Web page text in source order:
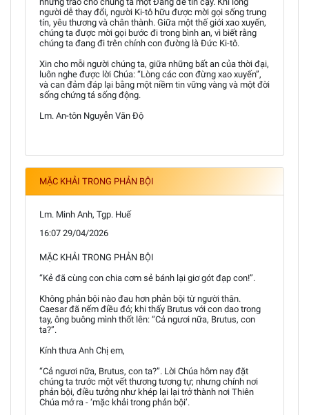
người dễ thay đổi, người Ki-tô hữu được mời gọi sống trung
tín, yêu thương và chân thành. Giữa một thế giới xao xuyến,
chúng ta được mời gọi bước đi trong bình an, vì biết rằng
chúng ta đang đi trên chính con đường là Đức Ki-tô.
Xin cho mỗi người chúng ta, giữa những bất an của thời đại,
luôn nghe được lời Chúa: “Lòng các con đừng xao xuyến”,
và can đảm đáp lại bằng một niềm tin vững vàng và một đời
sống chứng tá sống động.
Lm. An-tôn Nguyễn Văn Độ
MẶC KHẢI TRONG PHẢN BỘI
Lm. Minh Anh, Tgp. Huế
16:07 29/04/2026
MẶC KHẢI TRONG PHẢN BỘI
“Kẻ đã cùng con chia cơm sẻ bánh lại giơ gót đạp con!”.
Không phản bội nào đau hơn phản bội từ người thân.
Caesar đã nếm điều đó; khi thấy Brutus với con dao trong
tay, ông buông mình thốt lên: “Cả ngươi nữa, Brutus, con
ta?”.
Kính thưa Anh Chị em,
“Cả ngươi nữa, Brutus, con ta?”. Lời Chúa hôm nay đặt
chúng ta trước một vết thương tương tự; nhưng chính nơi
phản bội, điều tưởng như khép lại lại trở thành nơi Thiên
Chúa mở ra - ‘mặc khải trong phản bội’.